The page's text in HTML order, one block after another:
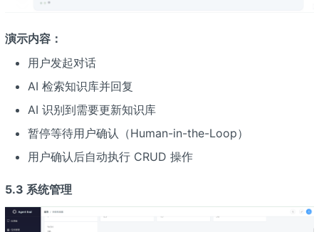
演示内容：
用户发起对话
AI 检索知识库并回复
AI 识别到需要更新知识库
暂停等待用户确认（Human-in-the-Loop）
用户确认后自动执行 CRUD 操作
5.3 系统管理